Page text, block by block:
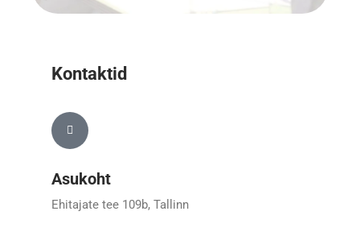
Kontaktid
Asukoht
Ehitajate tee 109b, Tallinn